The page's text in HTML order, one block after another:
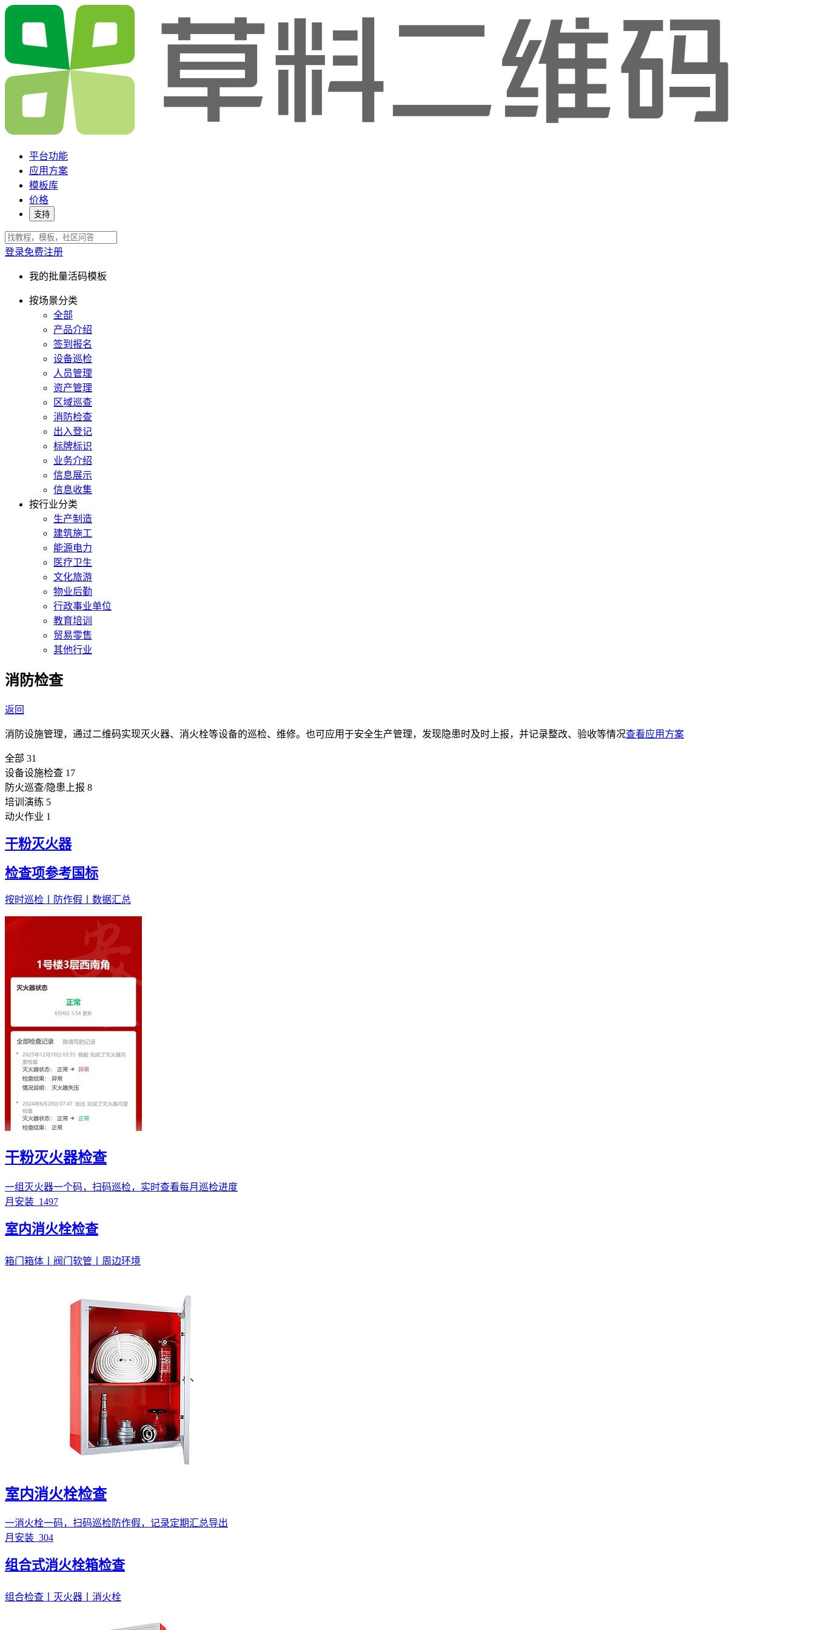
平台功能
应用方案
模板库
价格
支持
登录免费注册
我的批量活码模板
按场景分类
全部
产品介绍
签到报名
设备巡检
人员管理
资产管理
区域巡查
消防检查
出入登记
标牌标识
业务介绍
信息展示
信息收集
按行业分类
生产制造
建筑施工
能源电力
医疗卫生
文化旅游
物业后勤
行政事业单位
教育培训
贸易零售
其他行业
消防检查
返回
消防设施管理，通过二维码实现灭火器、消火栓等设备的巡检、维修。也可应用于安全生产管理，发现隐患时及时上报，并记录整改、验收等情况查看应用方案
全部 31
设备设施检查 17
防火巡查/隐患上报 8
培训演练 5
动火作业 1
干粉灭火器
检查项参考国标
按时巡检丨防作假丨数据汇总
干粉灭火器检查
一组灭火器一个码，扫码巡检，实时查看每月巡检进度
月安装 1497
室内消火栓检查
箱门箱体丨阀门软管丨周边环境
室内消火栓检查
一消火栓一码，扫码巡检防作假，记录定期汇总导出
月安装 304
组合式消火栓箱检查
组合检查丨灭火器丨消火栓